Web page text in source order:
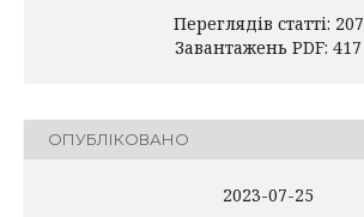
Переглядів статті: 207
Завантажень PDF: 417
ОПУБЛІКОВАНО
2023-07-25